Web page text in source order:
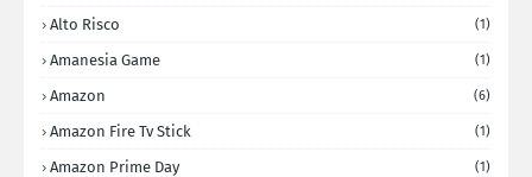
Alto Risco (1)
Amanesia Game (1)
Amazon (6)
Amazon Fire Tv Stick (1)
Amazon Prime Day (1)